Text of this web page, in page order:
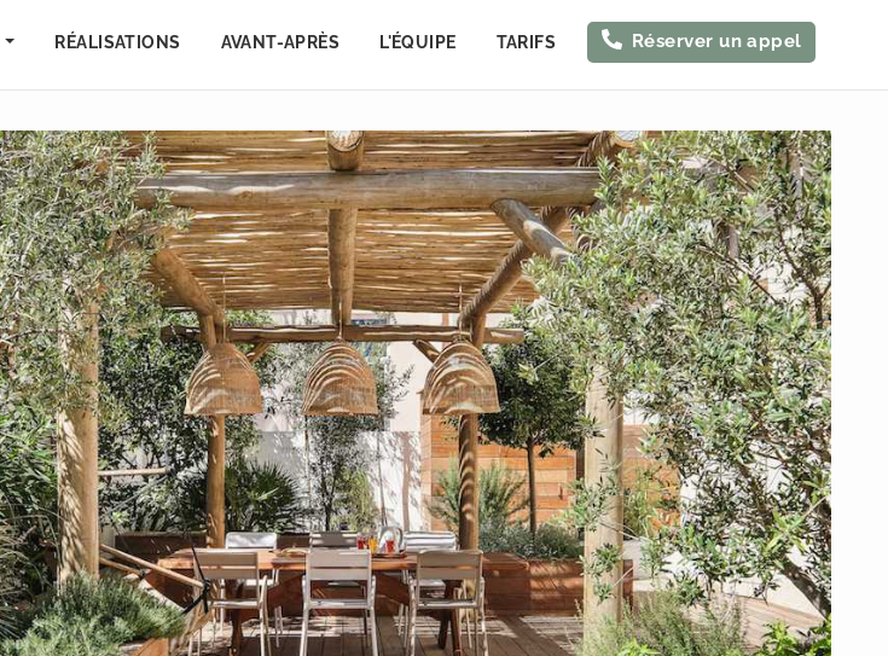
RÉALISATIONS AVANT-APRÈS L'ÉQUIPE TARIFS Réserver un appel